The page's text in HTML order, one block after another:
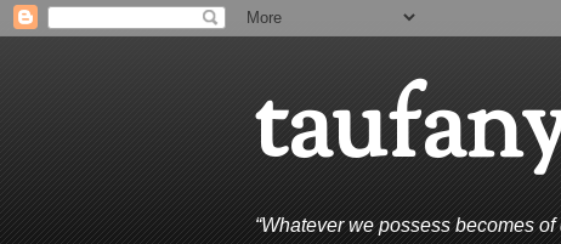
“Whatever we possess becomes